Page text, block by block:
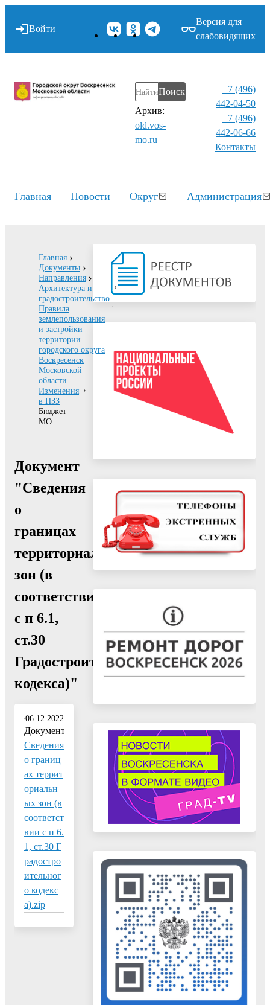
Войти
Версия для
слабовидящих
Поиск
Архив:
old.vos-
mo.ru
+7 (496)
442-04-50
+7 (496)
442-06-66
Контакты⁠
Главная Новости Округ Администрация
Главная
Документы
Направления
Архитектура и
градостроительство
Правила
землепользования
и застройки
территории
городского округа
Воскресенск
Московской
области
Изменения
в ПЗЗ
Бюджет
МО
Документ
"Сведения
о
границах
территориальных
зон (в
соответствии
с п 6.1,
ст.30
Градостроительного
кодекса)"
06.12.2022
Документ:
Сведения
о границ
ах террит
ориальн
ых зон (в
соответст
вии с п 6.
1, ст.30 Г
радостро
ительног
о кодекс
а).zip